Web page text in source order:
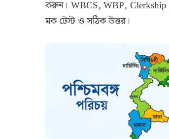
করুন। WBCS, WBP, Clerkship
মক টেস্ট ও সঠিক উত্তর।